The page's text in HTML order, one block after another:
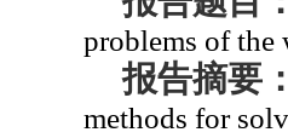
problems of the
报告摘要
methods for